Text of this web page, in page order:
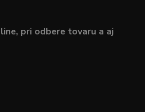
pri odbere tovaru a aj